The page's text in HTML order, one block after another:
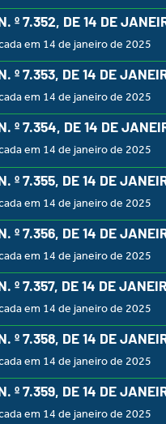
º 7.352, DE 14 DE
em 14 de janeiro de 2025
º 7.353, DE 14 DE
em 14 de janeiro de 2025
º 7.354, DE 14 DE
em 14 de janeiro de 2025
º 7.355, DE 14 DE
em 14 de janeiro de 2025
º 7.356, DE 14 DE
em 14 de janeiro de 2025
º 7.357, DE 14 DE
em 14 de janeiro de 2025
º 7.358, DE 14 DE
em 14 de janeiro de 2025
º 7.359, DE 14 DE
em 14 de janeiro de 2025